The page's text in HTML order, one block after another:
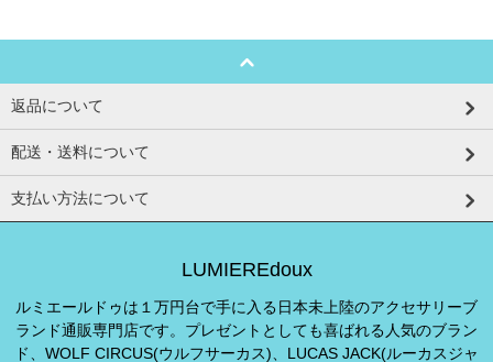
返品について
配送・送料について
支払い方法について
LUMIEREdoux
ルミエールドゥは１万円台で手に入る日本未上陸のアクセサリーブ
ランド通販専門店です。プレゼントとしても喜ばれる人気のブラン
ド、WOLF CIRCUS(ウルフサーカス)、LUCAS JACK(ルーカスジャ